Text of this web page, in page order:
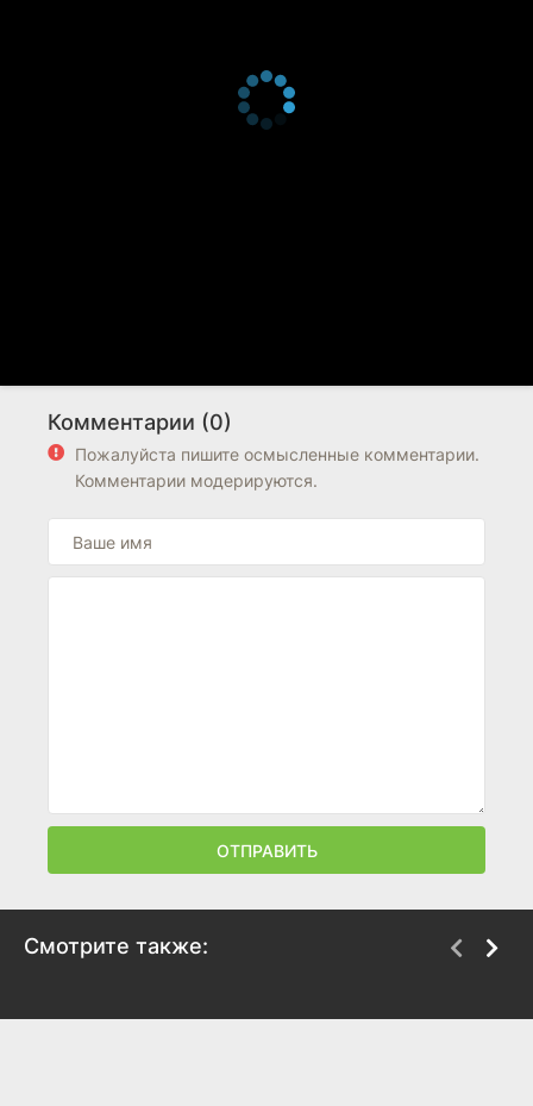
Комментарии (0)
Пожалуйста пишите осмысленные комментарии.
Комментарии модерируются.
ОТПРАВИТЬ
Смотрите также: